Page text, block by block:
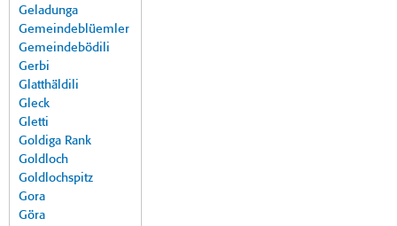
Geladunga
Gemeindeblüemler
Gemeindebödili
Gerbi
Glatthäldili
Gleck
Gletti
Goldiga Rank
Goldloch
Goldlochspitz
Gora
Göra